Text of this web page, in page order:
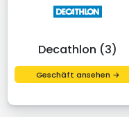
Decathlon (3)
Geschäft ansehen →